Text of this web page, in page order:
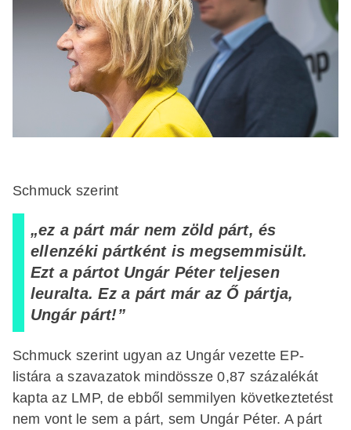
Schmuck szerint
„ez a párt már nem zöld párt, és
ellenzéki pártként is megsemmisült.
Ezt a pártot Ungár Péter teljesen
leuralta. Ez a párt már az Ő pártja,
Ungár párt!”
Schmuck szerint ugyan az Ungár vezette EP-
listára a szavazatok mindössze 0,87 százalékát
kapta az LMP, de ebből semmilyen következtetést
nem vont le sem a párt, sem Ungár Péter. A párt